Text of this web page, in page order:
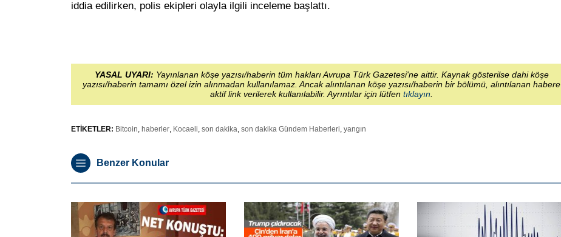
iddia edilirken, polis ekipleri olayla ilgili inceleme başlattı.
YASAL UYARI: Yayınlanan köşe yazısı/haberin tüm hakları Avrupa Türk Gazetesi'ne aittir. Kaynak gösterilse dahi köşe
yazısı/haberin tamamı özel izin alınmadan kullanılamaz. Ancak alıntılanan köşe yazısı/haberin bir bölümü, alıntılanan habere
aktif link verilerek kullanılabilir. Ayrıntılar için lütfen tıklayın
ETİKETLER: Bitcoin, haberler, Kocaeli, son dakika, son dakika Gündem Haberleri, yangın
Benzer Konular